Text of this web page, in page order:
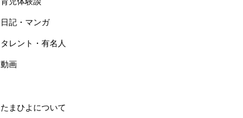
日記・マンガ
タレント・有名人
動画
たまひよについて